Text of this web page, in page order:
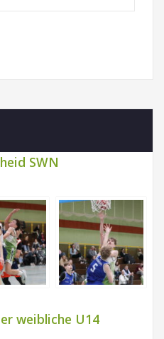
SWN
weibliche U14